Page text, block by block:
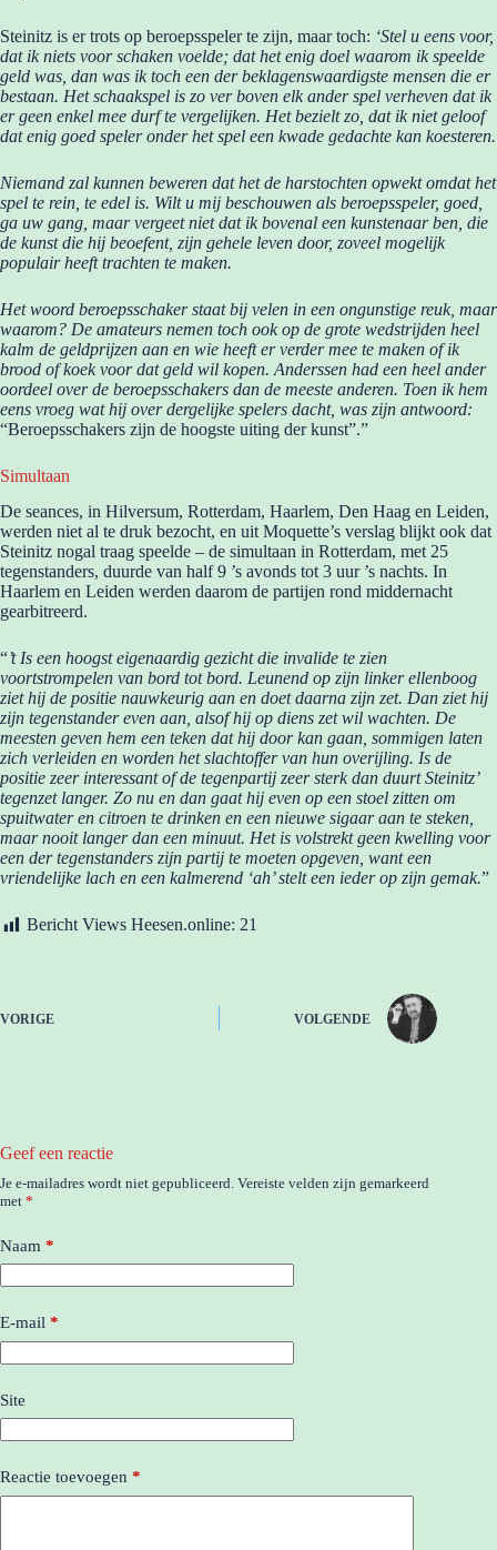
Steinitz is er trots op beroepsspeler te zijn, maar toch: ‘Stel u eens voor,
dat ik niets voor schaken voelde; dat het enig doel waarom ik speelde
geld was, dan was ik toch een der beklagenswaardigste mensen die er
bestaan. Het schaakspel is zo ver boven elk ander spel verheven dat ik
er geen enkel mee durf te vergelijken. Het bezielt zo, dat ik niet geloof
dat enig goed speler onder het spel een kwade gedachte kan koesteren.
Niemand zal kunnen beweren dat het de harstochten opwekt omdat het
spel te rein, te edel is. Wilt u mij beschouwen als beroepsspeler, goed,
ga uw gang, maar vergeet niet dat ik bovenal een kunstenaar ben, die
de kunst die hij beoefent, zijn gehele leven door, zoveel mogelijk
populair heeft trachten te maken.
Het woord beroepsschaker staat bij velen in een ongunstige reuk, maar
waarom? De amateurs nemen toch ook op de grote wedstrijden heel
kalm de geldprijzen aan en wie heeft er verder mee te maken of ik
brood of koek voor dat geld wil kopen. Anderssen had een heel ander
oordeel over de beroepsschakers dan de meeste anderen. Toen ik hem
eens vroeg wat hij over dergelijke spelers dacht, was zijn antwoord:
“Beroepsschakers zijn de hoogste uiting der kunst”.”
Simultaan
De seances, in Hilversum, Rotterdam, Haarlem, Den Haag en Leiden,
werden niet al te druk bezocht, en uit Moquette’s verslag blijkt ook dat
Steinitz nogal traag speelde – de simultaan in Rotterdam, met 25
tegenstanders, duurde van half 9 ’s avonds tot 3 uur ’s nachts. In
Haarlem en Leiden werden daarom de partijen rond middernacht
gearbitreerd.
“’t Is een hoogst eigenaardig gezicht die invalide te zien
voortstrompelen van bord tot bord. Leunend op zijn linker ellenboog
ziet hij de positie nauwkeurig aan en doet daarna zijn zet. Dan ziet hij
zijn tegenstander even aan, alsof hij op diens zet wil wachten. De
meesten geven hem een teken dat hij door kan gaan, sommigen laten
zich verleiden en worden het slachtoffer van hun overijling. Is de
positie zeer interessant of de tegenpartij zeer sterk dan duurt Steinitz’
tegenzet langer. Zo nu en dan gaat hij even op een stoel zitten om
spuitwater en citroen te drinken en een nieuwe sigaar aan te steken,
maar nooit langer dan een minuut. Het is volstrekt geen kwelling voor
een der tegenstanders zijn partij te moeten opgeven, want een
vriendelijke lach en een kalmerend ‘ah’ stelt een ieder op zijn gemak.”
Bericht Views Heesen.online: 21
VORIGE VOLGENDE
Geef een reactie
Je e-mailadres wordt niet gepubliceerd. Vereiste velden zijn gemarkeerd
met *
Naam *
E-mail *
Site
Reactie toevoegen *